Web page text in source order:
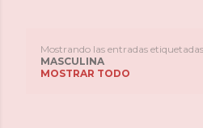
Mostrando las entradas
MASCULINA
MOSTRAR TODO